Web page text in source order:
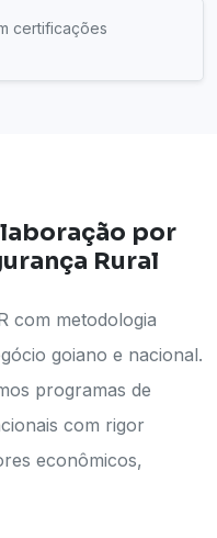
certificações
por
Rural
com metodologia
goiano e nacional.
programas de
com rigor
econômicos,